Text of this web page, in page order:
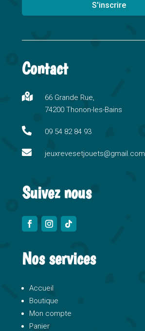
S'inscrire
l
e
n
a
i
e
Contact

66 Grande Rue,
74200 Thonon-les-Bains
 09 54 82 84 93
 jeuxrevesetjouets@gmail.com
Suivez nous
Nos services
Accueil
Boutique
Mon compte
Panier